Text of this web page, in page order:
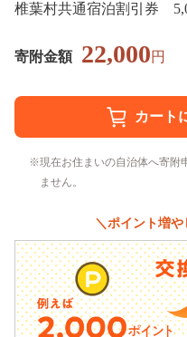
椎葉村共通宿泊割引券
寄附金額 22,000円
現在お住まいの自治体へ寄附
ません。
＼ポイント増